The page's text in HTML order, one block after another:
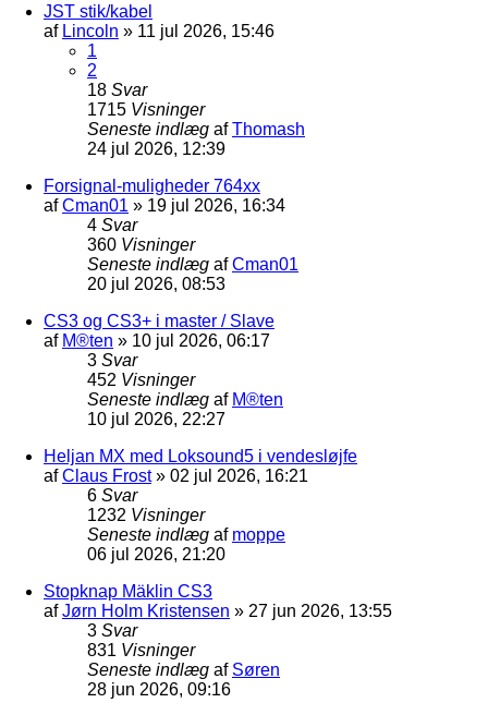
JST stik/kabel
af Lincoln » 11 jul 2026, 15:46
1
2
18 Svar
1715 Visninger
Seneste indlæg afThomash
24 jul 2026, 12:39
Forsignal-muligheder 764xx
afCman01 » 19 jul 2026, 16:34
4 Svar
360 Visninger
Seneste indlæg afCman01
20 jul 2026, 08:53
CS3 og CS3+ i master / Slave
af M®ten » 10 jul 2026, 06:17
3 Svar
452 Visninger
Seneste indlæg af M®ten
10 jul 2026, 22:27
Heljan MX med Loksound5 i vendesløjfe
afClaus Frost» 02 jul 2026, 16:21
6 Svar
1232 Visninger
Seneste indlæg af moppe
06 jul 2026, 21:20
Stopknap Mäklin CS3
afJørn Holm Kristensen » 27 jun 2026, 13:55
3 Svar
831 Visninger
Seneste indlæg af Søren
28 jun 2026, 09:16